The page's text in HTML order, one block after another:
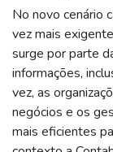
No novo cenário
vez mais
surge por parte
informações,
vez, as
negócios e os
mais eficientes